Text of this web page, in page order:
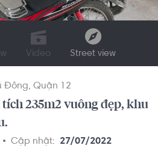
Video Street view
Đông Quận 12
235m2 vuông đẹp, khu
Cập nhật: 27/07/2022